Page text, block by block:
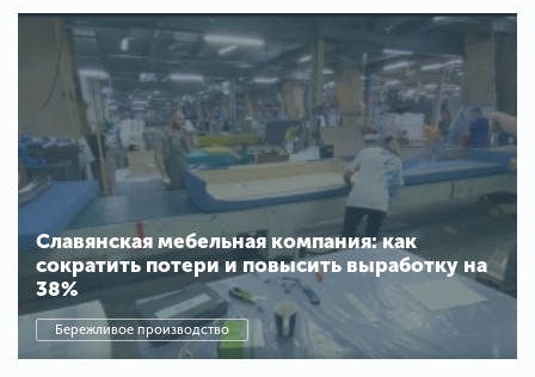
Славянская мебельная компания: как
сократить потери и повысить выработку на
38%
Бережливое производство